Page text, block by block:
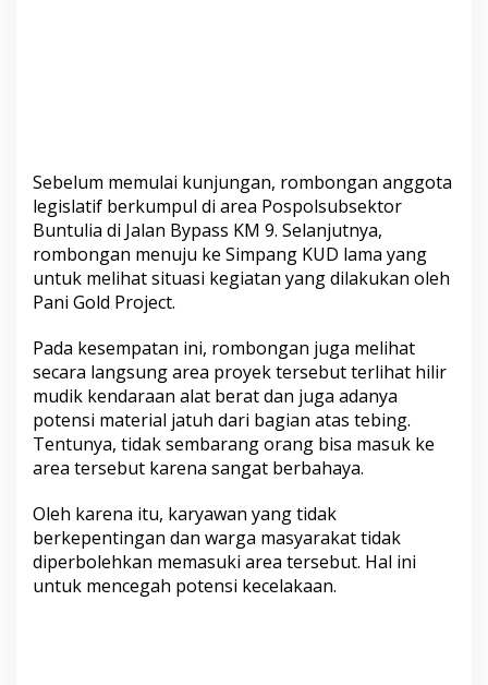
Sebelum memulai kunjungan, rombongan anggota
legislatif berkumpul di area Pospolsubsektor
Buntulia di Jalan Bypass KM 9. Selanjutnya,
rombongan menuju ke Simpang KUD lama yang
untuk melihat situasi kegiatan yang dilakukan oleh
Pani Gold Project.
Pada kesempatan ini, rombongan juga melihat
secara langsung area proyek tersebut terlihat hilir
mudik kendaraan alat berat dan juga adanya
potensi material jatuh dari bagian atas tebing.
Tentunya, tidak sembarang orang bisa masuk ke
area tersebut karena sangat berbahaya.
Oleh karena itu, karyawan yang tidak
berkepentingan dan warga masyarakat tidak
diperbolehkan memasuki area tersebut. Hal ini
untuk mencegah potensi kecelakaan.